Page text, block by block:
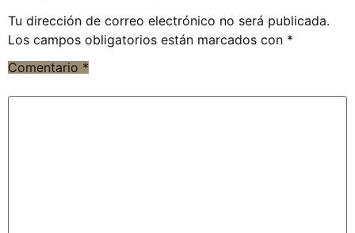
Tu dirección de correo electrónico no será publicada.
Los campos obligatorios están marcados con *
Comentario *